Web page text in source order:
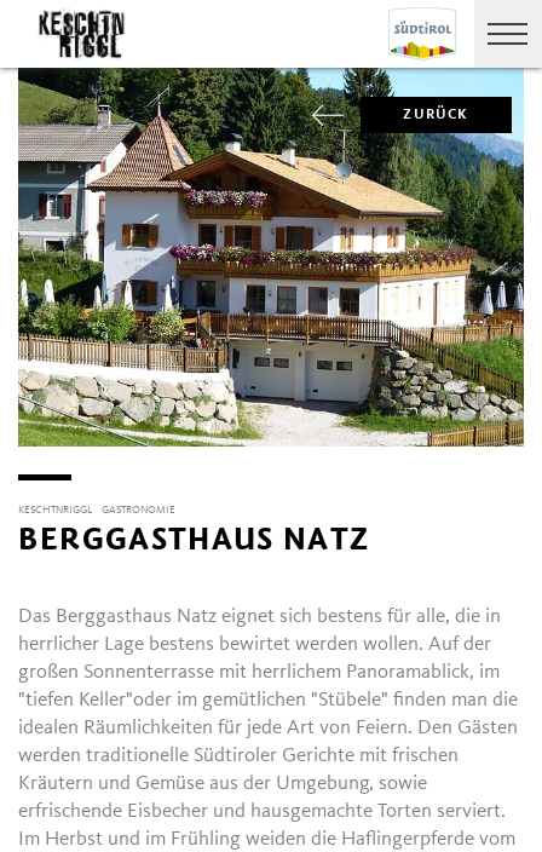
ZURÜCK
KESCHTNRIGGL GASTRONOMIE
BERGGASTHAUS NATZ
Das Berggasthaus Natz eignet sich bestens für alle, die in
herrlicher Lage bestens bewirtet werden wollen. Auf der
großen Sonnenterrasse mit herrlichem Panoramablick, im
"tiefen Keller"oder im gemütlichen "Stübele" finden man die
idealen Räumlichkeiten für jede Art von Feiern. Den Gästen
werden traditionelle Südtiroler Gerichte mit frischen
Kräutern und Gemüse aus der Umgebung, sowie
erfrischende Eisbecher und hausgemachte Torten serviert.
Im Herbst und im Frühling weiden die Haflingerpferde vom